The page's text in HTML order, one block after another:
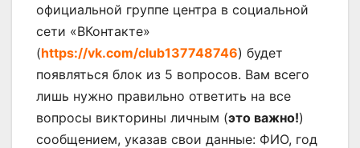
официальной группе центра в социальной
сети «ВКонтакте»
(https://vk.com/club137748746) будет
появляться блок из 5 вопросов. Вам всего
лишь нужно правильно ответить на все
вопросы викторины личным (это важно!)
сообщением, указав свои данные: ФИО, год